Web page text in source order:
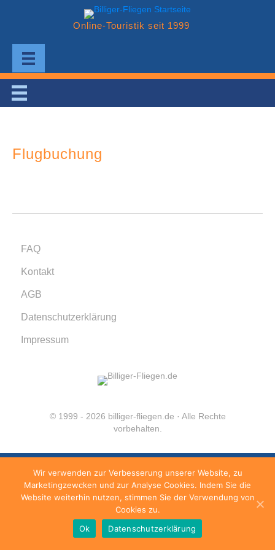
Online-Touristik seit 1999
Flugbuchung
FAQ
Kontakt
AGB
Datenschutzerklärung
Impressum
© 1999 - 2026 billiger-fliegen.de · Alle Rechte
vorbehalten.
Wir verwenden zur Verbesserung unserer Website, zu
Marketingzewcken und zur Analyse Cookies. Indem Sie die
Website weiterhin nutzen, stimmen Sie der Verwendung von
Cookies zu.
Ok
Datenschutzerklärung